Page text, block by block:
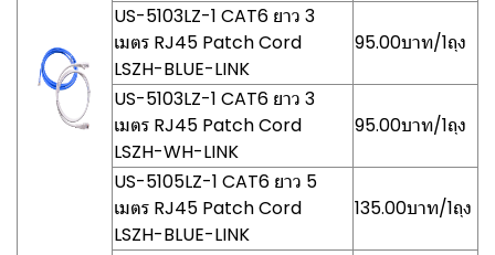
US-5103LZ-1 CAT6 ยาว 3
เมตร RJ45 Patch Cord
LSZH-BLUE-LINK
95.00บาท/1ถุง
US-5103LZ-1 CAT6 ยาว 3
เมตร RJ45 Patch Cord
LSZH-WH-LINK
95.00บาท/1ถุง
US-5105LZ-1 CAT6 ยาว 5
เมตร RJ45 Patch Cord
LSZH-BLUE-LINK
135.00บาท/1ถุง